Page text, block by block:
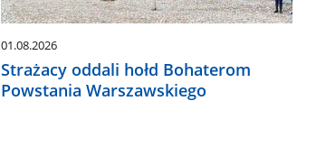
01.08.2026
Strażacy oddali hołd Bohaterom
Powstania Warszawskiego